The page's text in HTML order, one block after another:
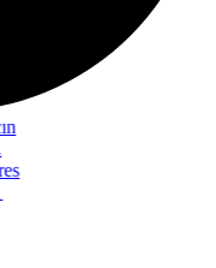
Videolarınız Icın
aramıza katılın.
Istek videolar ve adres
Katılın